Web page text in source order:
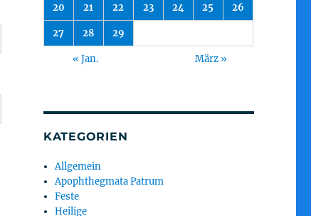
20 21 22 23 24 25 26
27 28 29
« Jan. März »
KATEGORIEN
Allgemein
Apophthegmata Patrum
Feste
Heilige